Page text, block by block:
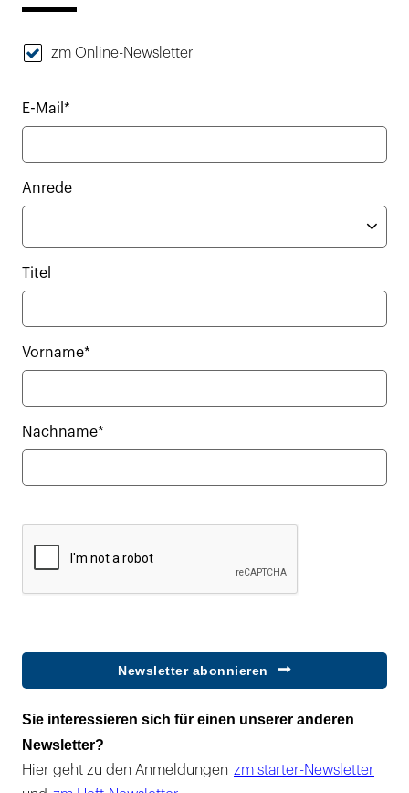
zm Online-Newsletter
E-Mail*
Anrede
Titel
Vorname*
Nachname*
Newsletter abonnieren
Sie interessieren sich für einen unserer anderen
Newsletter?
Hier geht zu den Anmeldungen zm starter-Newsletter